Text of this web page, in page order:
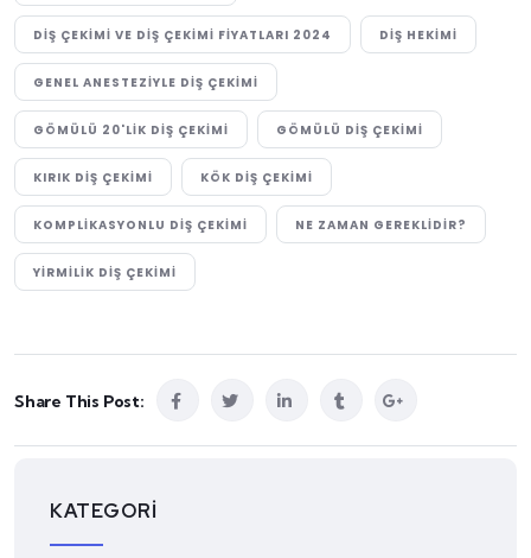
DIŞ ÇEKIMI VE DIŞ ÇEKIMI FIYATLARI 2024 DIŞ HEKIMI
GENEL ANESTEZIYLE DIŞ ÇEKIMI
GÖMÜLÜ 20'LIK DIŞ ÇEKIMI GÖMÜLÜ DIŞ ÇEKIMI
KIRIK DIŞ ÇEKIMI KÖK DIŞ ÇEKIMI
KOMPLIKASYONLU DIŞ ÇEKIMI NE ZAMAN GEREKLIDIR?
YIRMILIK DIŞ ÇEKIMI
Share This Post:
KATEGORI